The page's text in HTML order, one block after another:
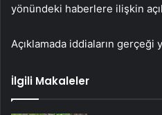
yönündeki haberlere ilişkin
Açıklamada iddiaların gerçeği
İlgili Makaleler